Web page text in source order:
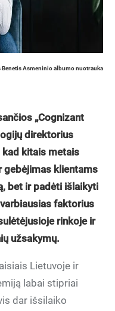
Benetis Asmeninio albumo nuotrauka
„Cognizant
direktorius
kad kitais metais
gebėjimas klientams
bet ir padėti išlaikyti
faktorius
rinkoje ir
užsakymų.
Lietuvoje ir
labai stipriai
dar išsilaiko